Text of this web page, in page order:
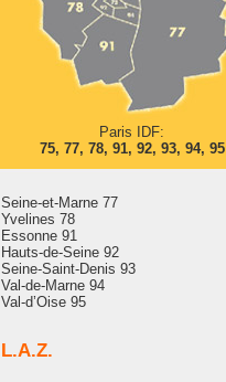
Paris IDF:
75, 77, 78, 91, 92, 93, 94, 95
Seine-et-Marne 77
Yvelines 78
Essonne 91
Hauts-de-Seine 92
Seine-Saint-Denis 93
Val-de-Marne 94
Val-d’Oise 95
L.A.Z.